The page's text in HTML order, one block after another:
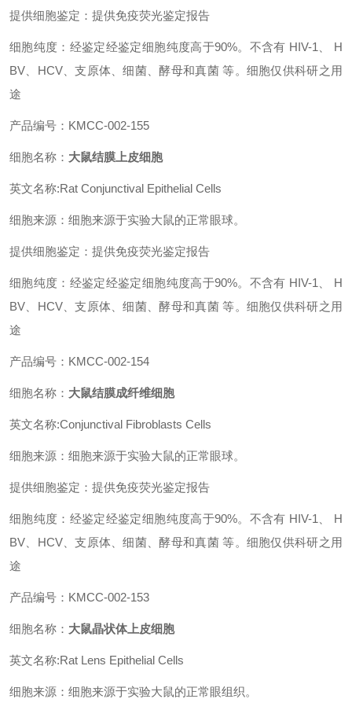
提供细胞鉴定：提供免疫荧光鉴定报告
细胞纯度：经鉴定经鉴定细胞纯度高于90%。不含有 HIV-1、 H
BV、HCV、支原体、细菌、酵母和真菌 等。细胞仅供科研之用
途
产品编号：KMCC-002-155
细胞名称： 大鼠结膜上皮细胞
英文名称:Rat Conjunctival Epithelial Cells
细胞来源：细胞来源于实验大鼠的正常眼球。
提供细胞鉴定：提供免疫荧光鉴定报告
细胞纯度：经鉴定经鉴定细胞纯度高于90%。不含有 HIV-1、 H
BV、HCV、支原体、细菌、酵母和真菌 等。细胞仅供科研之用
途
产品编号：KMCC-002-154
细胞名称： 大鼠结膜成纤维细胞
英文名称:Conjunctival Fibroblasts Cells
细胞来源：细胞来源于实验大鼠的正常眼球。
提供细胞鉴定：提供免疫荧光鉴定报告
细胞纯度：经鉴定经鉴定细胞纯度高于90%。不含有 HIV-1、 H
BV、HCV、支原体、细菌、酵母和真菌 等。细胞仅供科研之用
途
产品编号：KMCC-002-153
细胞名称： 大鼠晶状体上皮细胞
英文名称:Rat Lens Epithelial Cells
细胞来源：细胞来源于实验大鼠的正常眼组织。